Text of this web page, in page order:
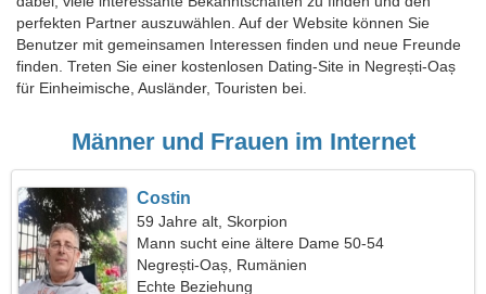
perfekten Partner auszuwählen. Auf der Website können Sie
Benutzer mit gemeinsamen Interessen finden und neue Freunde
finden. Treten Sie einer kostenlosen Dating-Site in Negrești-Oaș
für Einheimische, Ausländer, Touristen bei.
Männer und Frauen im Internet
Costin
59 Jahre alt, Skorpion
Mann sucht eine ältere Dame 50-54
Negrești-Oaș, Rumänien
Echte Beziehung